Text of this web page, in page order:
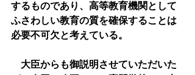
するものであり、高等教育機関として
ふさわしい教育の質を確保することは
必要不可欠と考えている。
大臣からも御説明させていただいた